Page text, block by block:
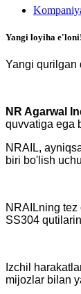
Yangi loyiha e'loni!
Yangi qurilgan
NR Agarwal
quvvatiga ega
NRAIL,
biri bo'lish
NRAILning
SS304
Izchil
mijozlar bilan